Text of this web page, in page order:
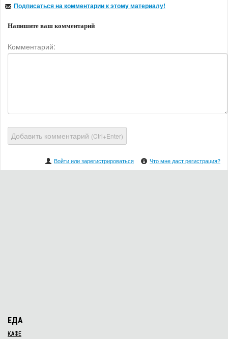
Подписаться на комментарии к этому материалу!
Напишите ваш комментарий
Комментарий:
Добавить комментарий (Ctrl+Enter)
Войти или зарегистрироваться Что мне даст регистрация?
ЕДА
КАФЕ